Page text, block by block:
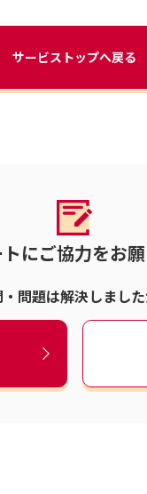
サービストップへ戻る
にご協力をお
・問題は解決しました